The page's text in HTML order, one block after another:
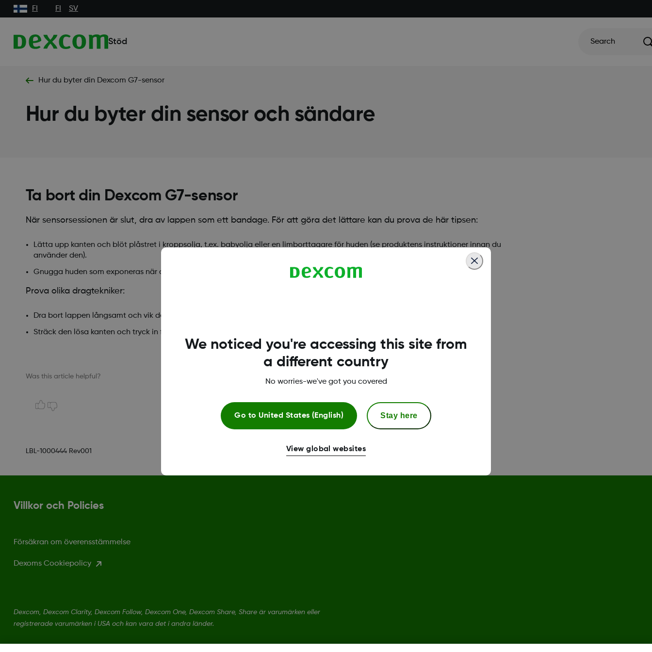
FI FI SV
Stöd Search
Hur du byter din Dexcom G7-sensor
Hur du byter din sensor och sändare
Ta bort din Dexcom G7-sensor
När sensorsessionen är slut, dra av lappen som ett bandage. För att göra det lättare kan du prova de här tipsen:
Lätta upp kanten och blöt plåstret i kroppsolja, t.ex. babyolja eller en limborttagare för huden (se produktens instruktioner innan du
använder den).
Gnugga huden som exponeras när du drar bort lappen med våtservetter för borttagning av klister från huden.
Prova olika dragtekniker:
Dra bort lappen långsamt och vik den över sig själv, i samma riktning som din hårväxt
Sträck den lösa kanten och tryck in fingrarna under lappen för att dra bort den från huden
Was this article helpful?
LBL-1000444 Rev001
Villkor och Policies
Försäkran om överensstämmelse
Dexoms Cookiepolicy
Dexcom, Dexcom Clarity, Dexcom Follow, Dexcom One, Dexcom Share, Share är varumärken eller
registrerade varumärken i USA och kan vara det i andra länder.
We noticed you're accessing this site from
a different country
No worries-we've got you covered
Go to United States (English) Stay here
View global websites